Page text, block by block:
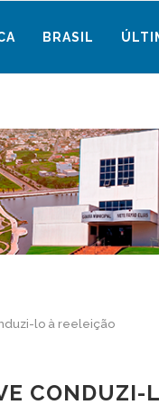
BRASIL
lo à reeleição
CONDUZI-